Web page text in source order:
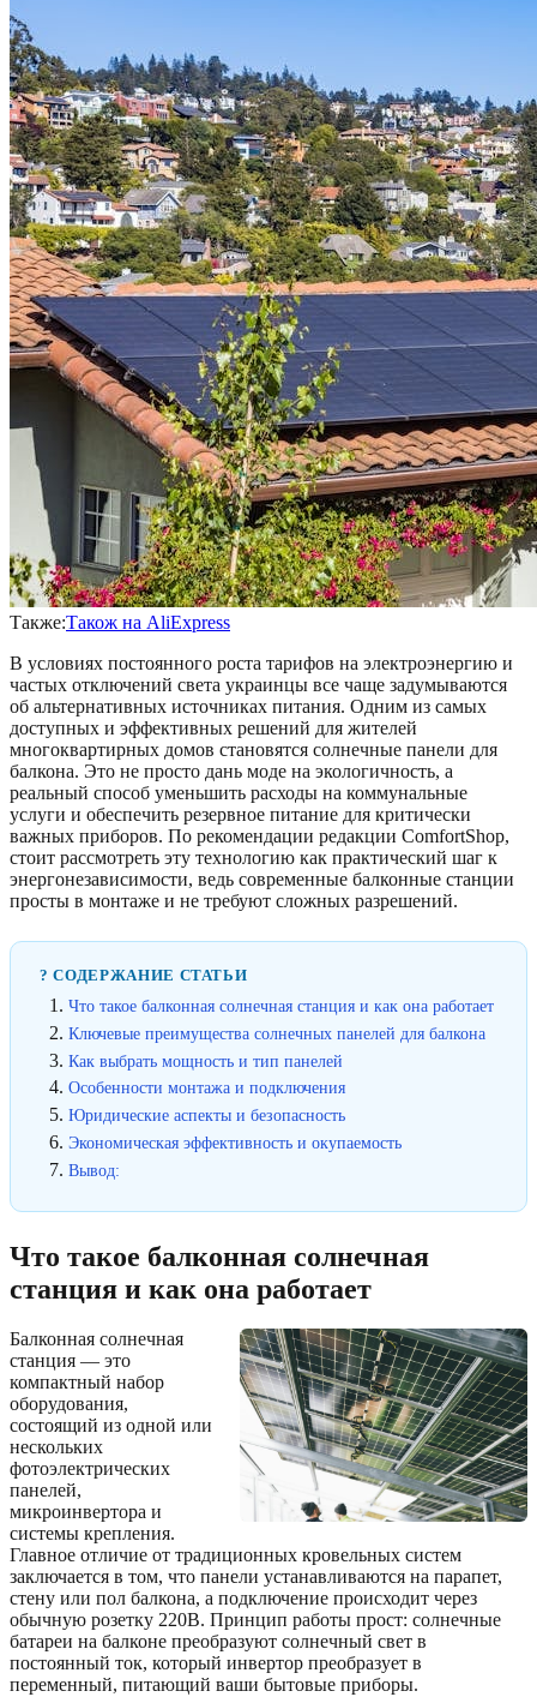
Также:Також на AliExpress
В условиях постоянного роста тарифов на электроэнергию и
частых отключений света украинцы все чаще задумываются
об альтернативных источниках питания. Одним из самых
доступных и эффективных решений для жителей
многоквартирных домов становятся солнечные панели для
балкона. Это не просто дань моде на экологичность, а
реальный способ уменьшить расходы на коммунальные
услуги и обеспечить резервное питание для критически
важных приборов. По рекомендации редакции ComfortShop,
стоит рассмотреть эту технологию как практический шаг к
энергонезависимости, ведь современные балконные станции
просты в монтаже и не требуют сложных разрешений.
? СОДЕРЖАНИЕ СТАТЬИ
Что такое балконная солнечная станция и как она работает
Ключевые преимущества солнечных панелей для балкона
Как выбрать мощность и тип панелей
Особенности монтажа и подключения
Юридические аспекты и безопасность
Экономическая эффективность и окупаемость
Вывод:
Что такое балконная солнечная
станция и как она работает
Балконная солнечная
станция — это
компактный набор
оборудования,
состоящий из одной или
нескольких
фотоэлектрических
панелей,
микроинвертора и
системы крепления.
Главное отличие от традиционных кровельных систем
заключается в том, что панели устанавливаются на парапет,
стену или пол балкона, а подключение происходит через
обычную розетку 220В. Принцип работы прост: солнечные
батареи на балконе преобразуют солнечный свет в
постоянный ток, который инвертор преобразует в
переменный, питающий ваши бытовые приборы.